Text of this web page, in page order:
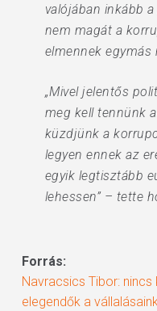
valójában inkább
nem magát a
elmennek egymás
„Mivel jelentős
meg kell tennünk
küzdjünk a
legyen ennek az
egyik legtisztább
lehessen” – tette
Forrás:
Navracsics Tibor:
elegendők a